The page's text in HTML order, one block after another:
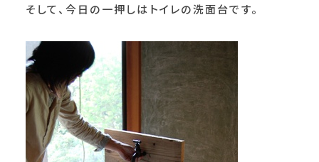
そして、今日の一押しはトイレの洗面台です。